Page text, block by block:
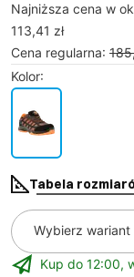
Najniższa cena w
113,41 zł
Cena regularna:
Kolor:
Tabela
Wybierz wariant
Kup do 12:00,